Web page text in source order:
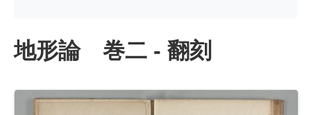
地形論 巻二 - 翻刻